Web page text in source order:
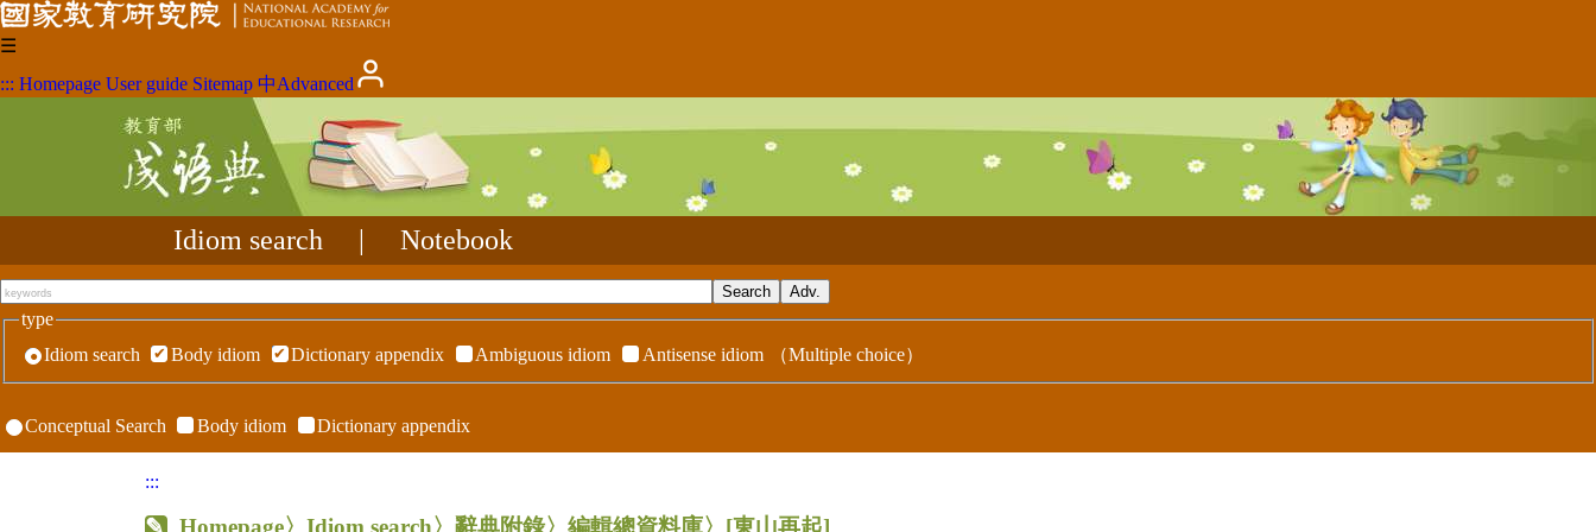
☰
::: Homepage User guide Sitemap 中Advanced
Idiom search Notebook
type
Idiom search
Body idiom Dictionary appendix Ambiguous idiom Antisense idiom （Multiple choice）
Conceptual Search Body idiom Dictionary appendix
:::
Homepage〉Idiom search〉辭典附錄〉編輯總資料庫〉 [東山再起]